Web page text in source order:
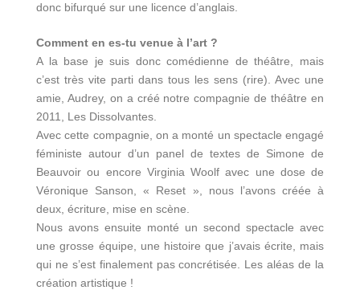
donc bifurqué sur une licence d’anglais.
Comment en es-tu venue à l’art ?
A la base je suis donc comédienne de théâtre, mais
c’est très vite parti dans tous les sens (rire). Avec une
amie, Audrey, on a créé notre compagnie de théâtre en
2011, Les Dissolvantes.
Avec cette compagnie, on a monté un spectacle engagé
féministe autour d’un panel de textes de Simone de
Beauvoir ou encore Virginia Woolf avec une dose de
Véronique Sanson, « Reset », nous l’avons créée à
deux, écriture, mise en scène.
Nous avons ensuite monté un second spectacle avec
une grosse équipe, une histoire que j’avais écrite, mais
qui ne s’est finalement pas concrétisée. Les aléas de la
création artistique !